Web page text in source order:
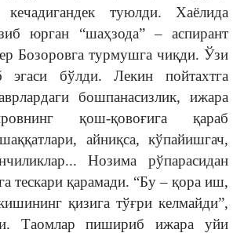
туюлди. Хаёлида
юрган “шаҳзода” – аспирант
Бозоровга турмушга чиқди. Ўзи
эгаси бўлди. Лекин пойтахтга
бошпанасизлик, ижара
қош-қовоғига қараб
айниқса, кўпайишгач,
Нозима рўпарасидан
тескари қарамади. “Бу – қора иш,
қизига тўғри келмайди”,
Таомлар пишириб ижара уйи